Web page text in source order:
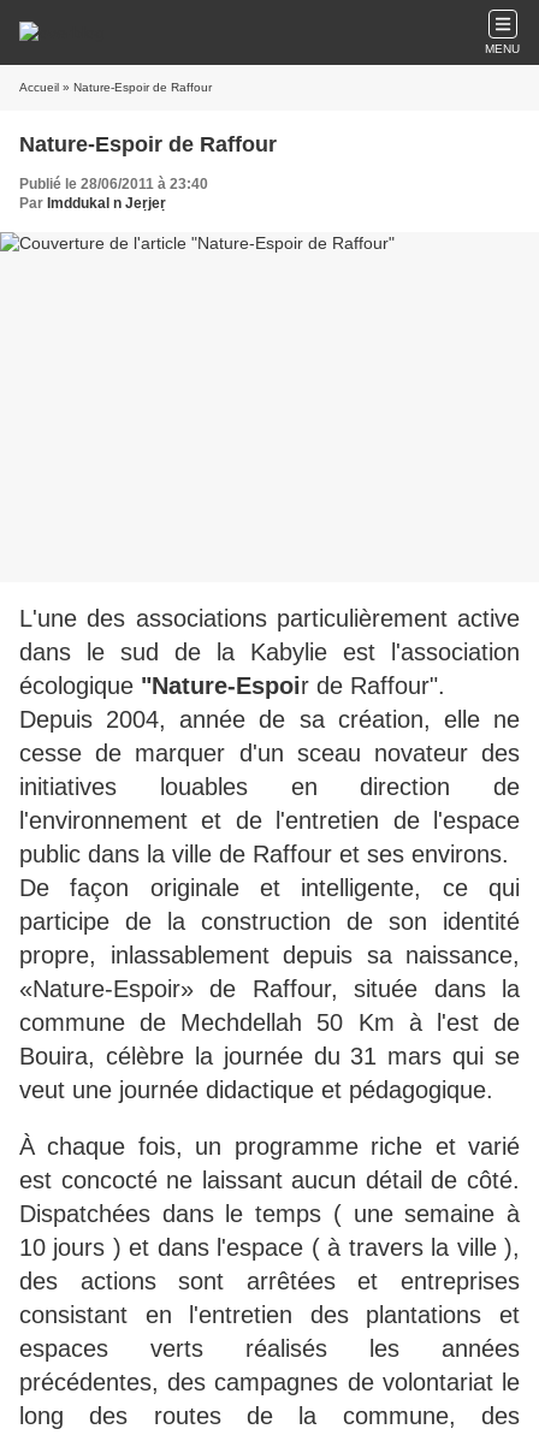
MENU
Accueil » Nature-Espoir de Raffour
Nature-Espoir de Raffour
Publié le 28/06/2011 à 23:40
Par Imddukal n Jeṛjeṛ
L'une des associations particulièrement active
dans le sud de la Kabylie est l'association
écologique "Nature-Espoir de Raffour".
Depuis 2004, année de sa création, elle ne
cesse de marquer d'un sceau novateur des
initiatives louables en direction de
l'environnement et de l'entretien de l'espace
public dans la ville de Raffour et ses environs.
De façon originale et intelligente, ce qui
participe de la construction de son identité
propre, inlassablement depuis sa naissance,
«Nature-Espoir» de Raffour, située dans la
commune de Mechdellah 50 Km à l'est de
Bouira, célèbre la journée du 31 mars qui se
veut une journée didactique et pédagogique.
À chaque fois, un programme riche et varié
est concocté ne laissant aucun détail de côté.
Dispatchées dans le temps ( une semaine à
10 jours ) et dans l'espace ( à travers la ville ),
des actions sont arrêtées et entreprises
consistant en l'entretien des plantations et
espaces verts réalisés les années
précédentes, des campagnes de volontariat le
long des routes de la commune, des